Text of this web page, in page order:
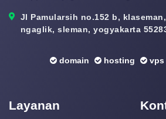
Jl Pamularsih no.152 b,
ngaglik, sleman, yogyakarta
domain hosting vps
Layanan